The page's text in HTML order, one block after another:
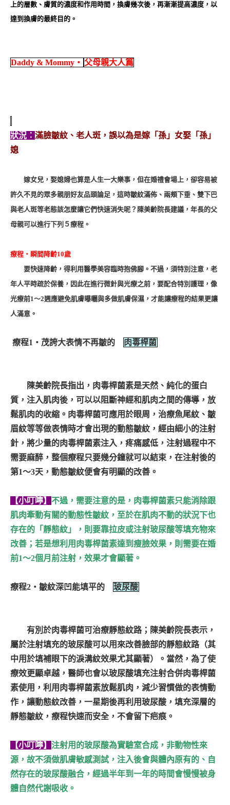
上的層數、膚質的濃度和作用時間，換膚幾次後，再漸漸提高濃度，以
達到換膚的最終目的。
Daddy & Mommy‧ 父母親大人篇
狀況： 滿臉皺紋、老人斑，誤以為是嫁「孫」女娶「孫」
媳
嫁女兒，娶媳婦也算是人生一大樂事，但在婚禮會場上，卻容易被
許久不見的眾多親朋好友品頭論足，這時皺紋滿佈、兩頰下垂、雙下巴
與老人斑等老態該怎麼讓它們快速消失呢？陳美齡院長建議，年長的父
母親可以進行下列５療程。
療程‧瞬間降齡10歲
要快速降齡，得利用醫學美容臨時抱佛腳。不過，須特別注意，老
年人平時疏於保養，因此在進行微針與光療之前，要配合特別護理，像
光療前1～2週應避免肌膚曝曬與多做肌膚保濕，才能讓療程的結果更讓
人滿意。
療程1‧茂誇大表情不再皺的 肉毒桿菌
陳美齡院長指出，肉毒桿菌素是天然、純化的蛋白
質，注入肌肉後，可以以阻斷神經和肌肉之間的傳導，放
鬆肌肉的收縮。肉毒桿菌可應用於眼周，治療魚尾紋、皺
眉紋等等做表情時才會出現的動態皺紋，經由細小的注射
針，將少量的肉毒桿菌素注入，疼痛感低，注射過程中不
需要麻醉，整個療程只要幾分鐘就可以結束，在注射後的
第1～3天，動態皺紋便會有明顯的改善。
【小叮嚀】 不過，需要注意的是，肉毒桿菌素只能消除跟
肌肉牽動有關的動態性皺紋，至於在肌肉不動的狀況下也
存在的「靜態紋」，則要靠拉皮或注射玻尿酸等填充物來
改善；若是想利用肉毒桿菌素達到瘦臉效果，則需要在婚
前1～2個月前注射，效果才會顯著。
療程2‧皺紋深凹能填平的 玻尿酸
有別於肉毒桿菌可治療靜態紋路；陳美齡院長表示，
屬於注射填充的玻尿酸可以用來改善臉部的靜態紋路（其
中用於填補眼下的淚溝紋效果尤其顯著）。當然，為了使
療效更顯卓越，醫師也會以玻尿酸填充注射合併肉毒桿菌
素使用，利用肉毒桿菌素放鬆肌肉，減少習慣做的表情動
作，讓動態紋改善，一星期後再利用玻尿酸，填充深層的
靜態皺紋，療程快速而安全，不會留下疤痕。
【小叮嚀】 注射用的玻尿酸為實驗室合成，非動物性來
源，故不須做肌膚敏感測試，注入後會與體內原有的、自
然存在的玻尿酸融合，經過半年到一年的時間會慢慢被身
體自然代謝吸收。